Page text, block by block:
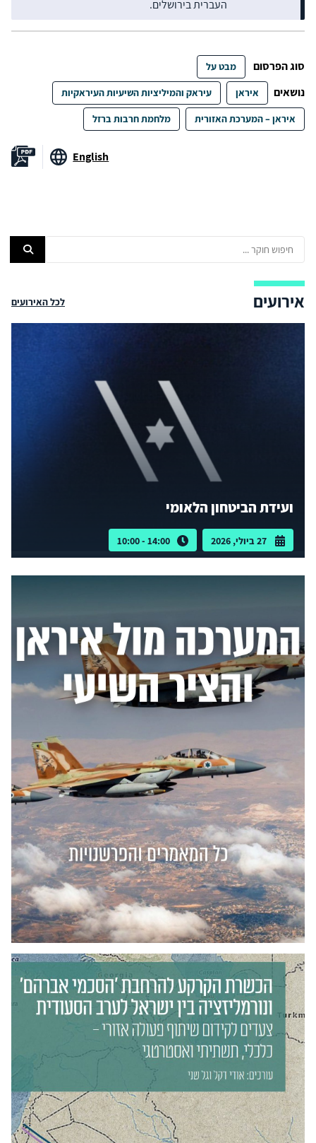
העברית בירושלים.
סוג הפרסום מבט על
נושאים איראן עיראק והמיליציות השיעיות העיראקיות
איראן – המערכת האזורית מלחמת חרבות ברזל
English
אירועים לכל האירועים
ועידת הביטחון הלאומי
27 ביולי, 2026 14:00 - 10:00